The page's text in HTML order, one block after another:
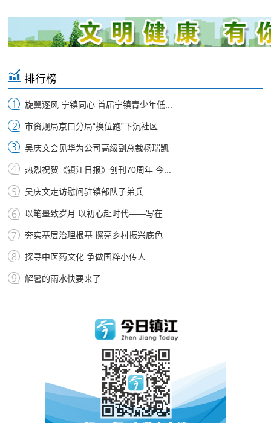
排行榜
旋翼逐风 宁镇同心 首届宁镇青少年低...
市资规局京口分局“换位跑”下沉社区
吴庆文会见华为公司高级副总裁杨瑞凯
热烈祝贺《镇江日报》创刊70周年 今...
吴庆文走访慰问驻镇部队子弟兵
以笔墨致岁月 以初心赴时代——写在...
夯实基层治理根基 擦亮乡村振兴底色
探寻中医药文化 争做国粹小传人
解暑的雨水快要来了